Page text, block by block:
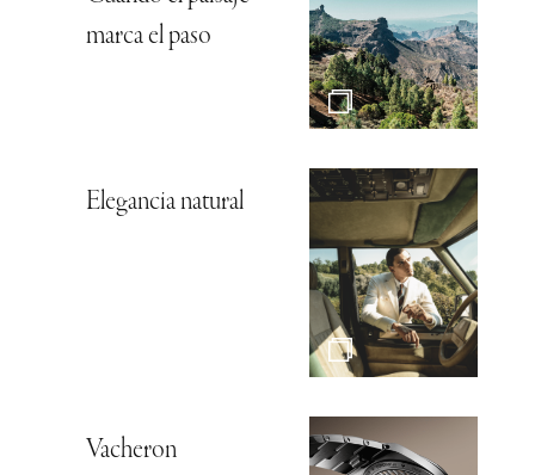
marca el paso
Elegancia natural
Vacheron